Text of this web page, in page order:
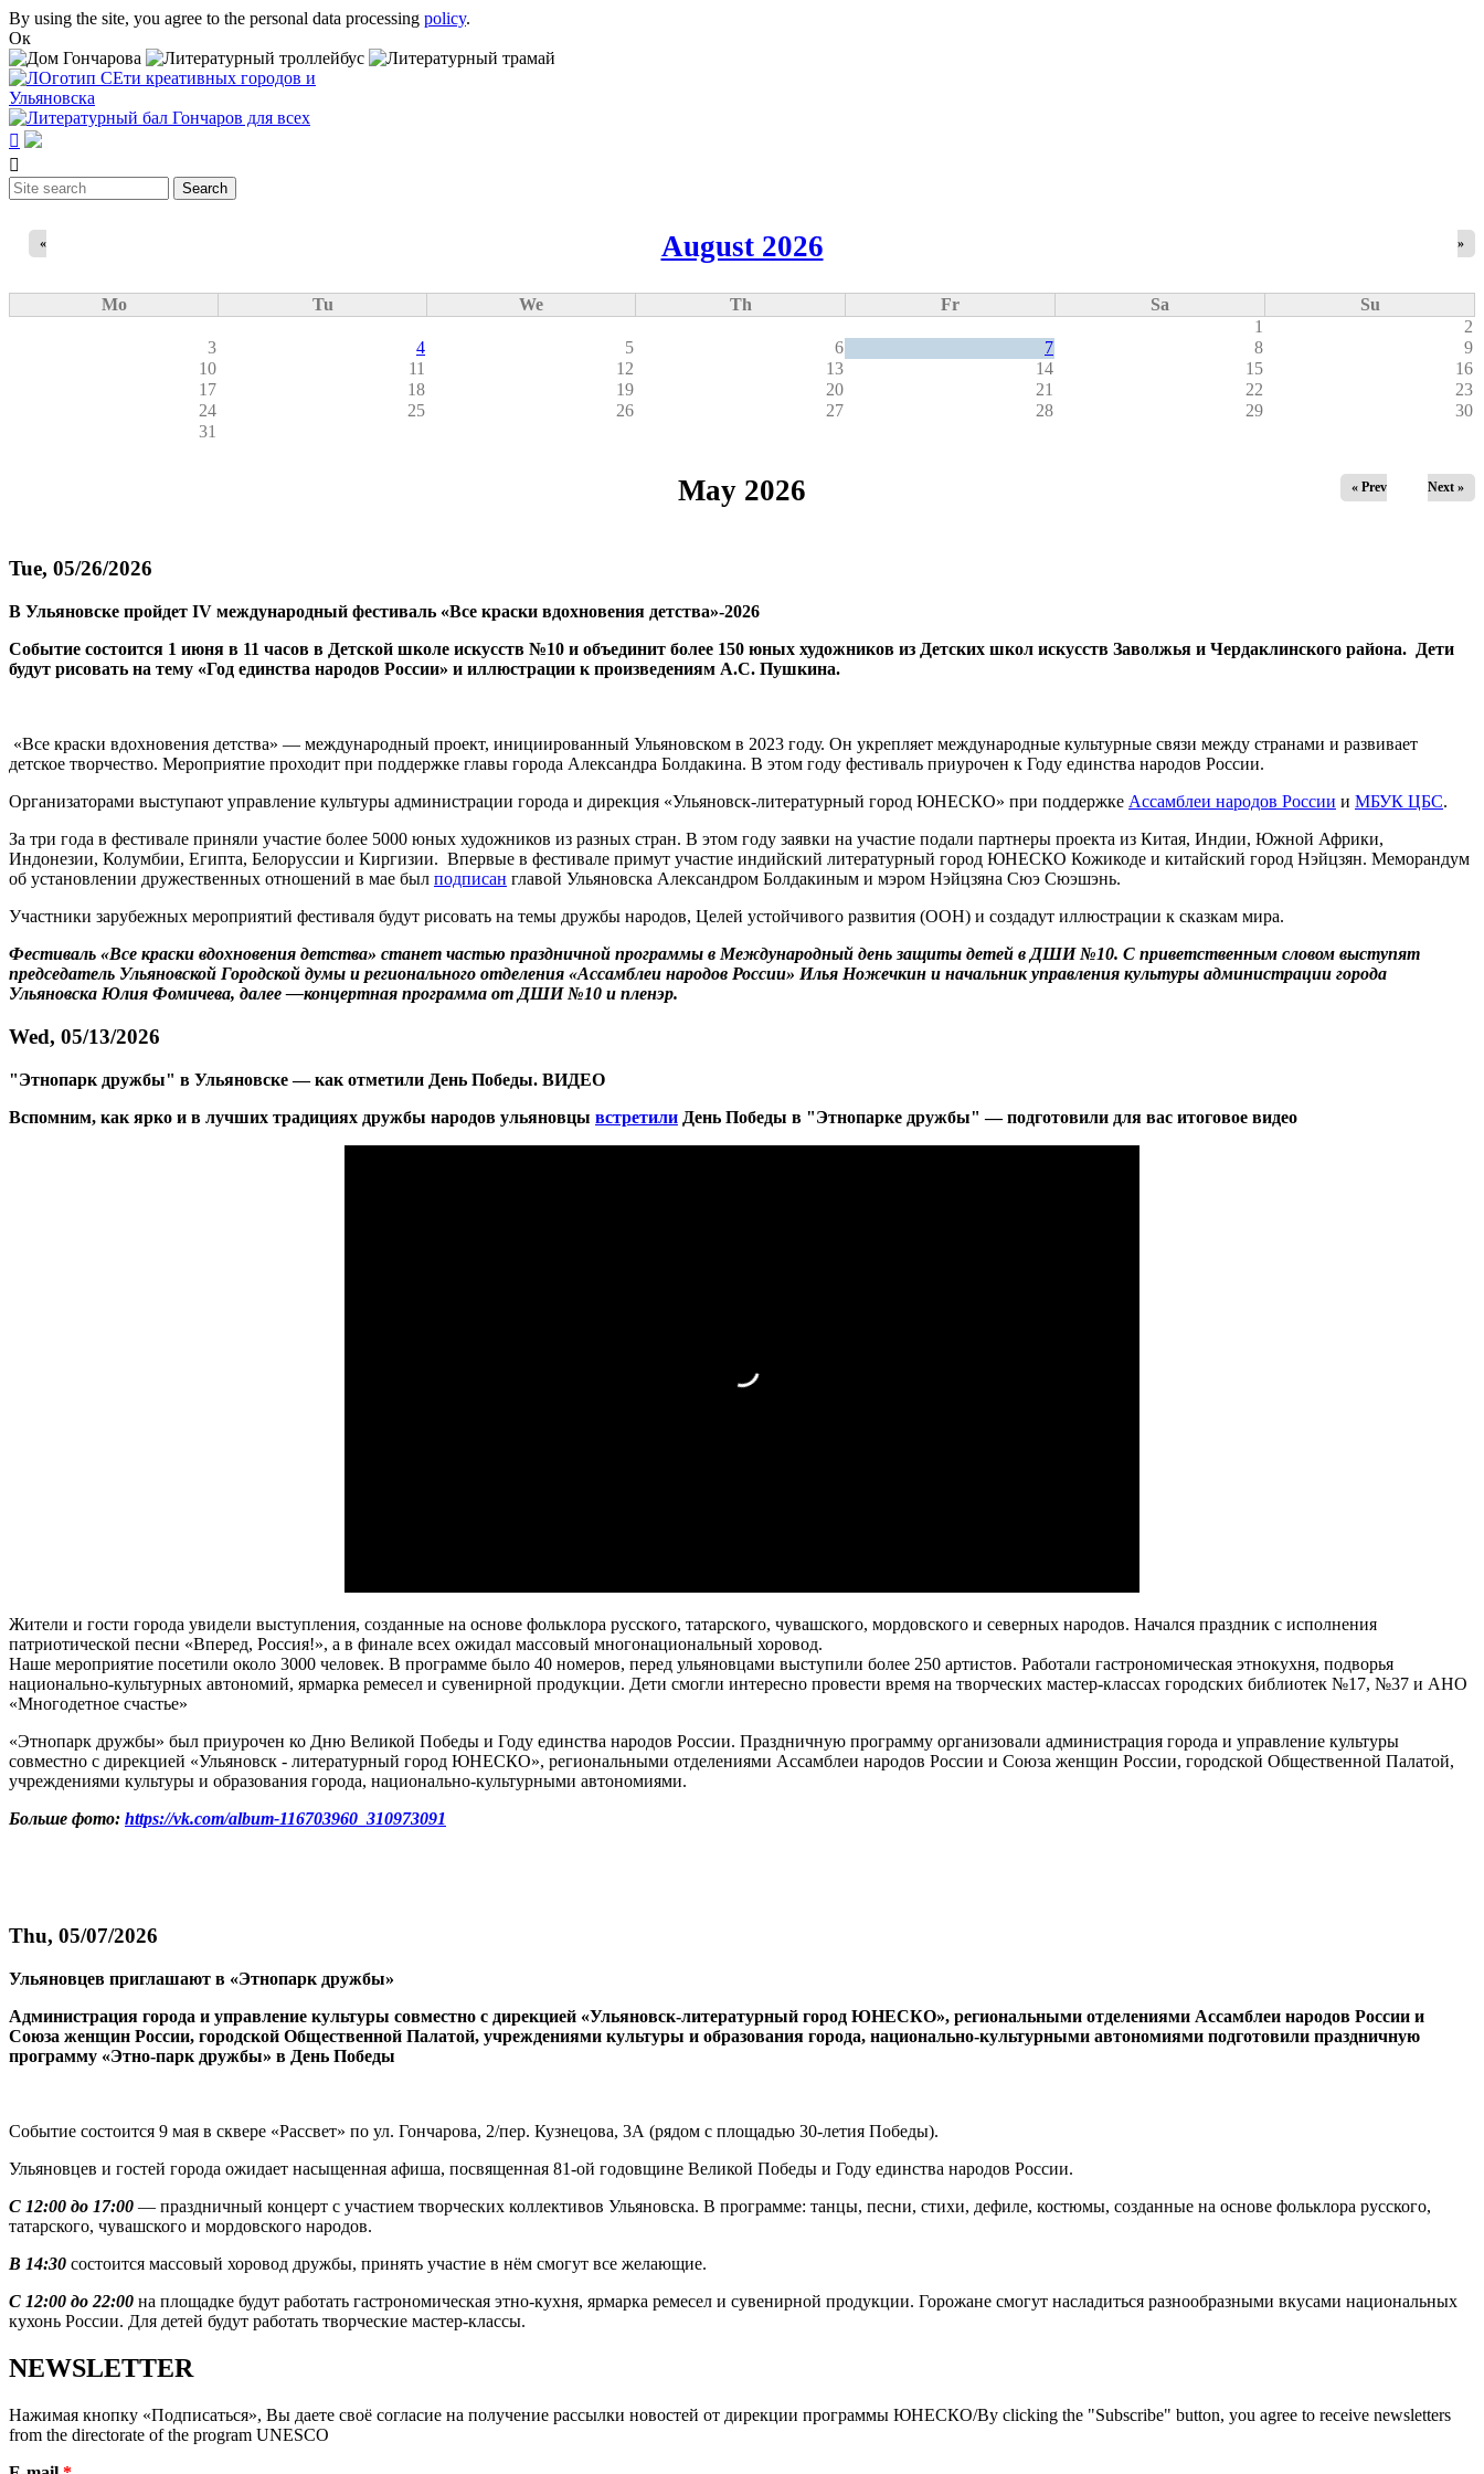
Skip to main content
By using the site, you agree to the personal data processing policy.
Ок


Search
August 2026
« »
Mo Tu We Th Fr Sa
Su
1
2
3
4 5 6 7 8
9
10
11 12 13 14 15
16
17
18 19 20 21 22
23
24
25 26 27 28 29
30
31
May 2026 « Prev Next »
Tue, 05/26/2026
В Ульяновске пройдет IV международный фестиваль «Все краски вдохновения детства»-2026
Событие состоится 1 июня в 11 часов в Детской школе искусств №10 и объединит более 150 юных художников из Детских школ искусств Заволжья и Чердаклинского района. Дети
будут рисовать на тему «Год единства народов России» и иллюстрации к произведениям А.С. Пушкина.
«Все краски вдохновения детства» — международный проект, инициированный Ульяновском в 2023 году. Он укрепляет международные культурные связи между странами и развивает
детское творчество. Мероприятие проходит при поддержке главы города Александра Болдакина. В этом году фестиваль приурочен к Году единства народов России.
Организаторами выступают управление культуры администрации города и дирекция «Ульяновск-литературный город ЮНЕСКО» при поддержке Ассамблеи народов России и МБУК ЦБС.
За три года в фестивале приняли участие более 5000 юных художников из разных стран. В этом году заявки на участие подали партнеры проекта из Китая, Индии, Южной Африки,
Индонезии, Колумбии, Египта, Белоруссии и Киргизии. Впервые в фестивале примут участие индийский литературный город ЮНЕСКО Кожикоде и китайский город Нэйцзян. Меморандум
об установлении дружественных отношений в мае был подписан главой Ульяновска Александром Болдакиным и мэром Нэйцзяна Сюэ Сюэшэнь.
Участники зарубежных мероприятий фестиваля будут рисовать на темы дружбы народов, Целей устойчивого развития (ООН) и создадут иллюстрации к сказкам мира.
Фестиваль «Все краски вдохновения детства» станет частью праздничной программы в Международный день защиты детей в ДШИ №10. С приветственным словом выступят
председатель Ульяновской Городской думы и регионального отделения «Ассамблеи народов России» Илья Ножечкин и начальник управления культуры администрации города
Ульяновска Юлия Фомичева, далее —концертная программа от ДШИ №10 и пленэр.
Wed, 05/13/2026
"Этнопарк дружбы" в Ульяновске — как отметили День Победы. ВИДЕО
Вспомним, как ярко и в лучших традициях дружбы народов ульяновцы встретили День Победы в "Этнопарке дружбы" — подготовили для вас итоговое видео
Жители и гости города увидели выступления, созданные на основе фольклора русского, татарского, чувашского, мордовского и северных народов. Начался праздник с исполнения
патриотической песни «Вперед, Россия!», а в финале всех ожидал массовый многонациональный хоровод.
Наше мероприятие посетили около 3000 человек. В программе было 40 номеров, перед ульяновцами выступили более 250 артистов. Работали гастрономическая этнокухня, подворья
национально-культурных автономий, ярмарка ремесел и сувенирной продукции. Дети смогли интересно провести время на творческих мастер-классах городских библиотек №17, №37 и АНО
«Многодетное счастье»
«Этнопарк дружбы» был приурочен ко Дню Великой Победы и Году единства народов России. Праздничную программу организовали администрация города и управление культуры
совместно с дирекцией «Ульяновск - литературный город ЮНЕСКО», региональными отделениями Ассамблеи народов России и Союза женщин России, городской Общественной Палатой,
учреждениями культуры и образования города, национально-культурными автономиями.
Больше фото: https://vk.com/album-116703960_310973091
Thu, 05/07/2026
Ульяновцев приглашают в «Этнопарк дружбы»
Администрация города и управление культуры совместно с дирекцией «Ульяновск-литературный город ЮНЕСКО», региональными отделениями Ассамблеи народов России и
Союза женщин России, городской Общественной Палатой, учреждениями культуры и образования города, национально-культурными автономиями подготовили праздничную
программу «Этно-парк дружбы» в День Победы
Событие состоится 9 мая в сквере «Рассвет» по ул. Гончарова, 2/пер. Кузнецова, 3А (рядом с площадью 30-летия Победы).
Ульяновцев и гостей города ожидает насыщенная афиша, посвященная 81-ой годовщине Великой Победы и Году единства народов России.
С 12:00 до 17:00 — праздничный концерт с участием творческих коллективов Ульяновска. В программе: танцы, песни, стихи, дефиле, костюмы, созданные на основе фольклора русского,
татарского, чувашского и мордовского народов.
В 14:30 состоится массовый хоровод дружбы, принять участие в нём смогут все желающие.
С 12:00 до 22:00 на площадке будут работать гастрономическая этно-кухня, ярмарка ремесел и сувенирной продукции. Горожане смогут насладиться разнообразными вкусами национальных
кухонь России. Для детей будут работать творческие мастер-классы.
NEWSLETTER
Нажимая кнопку «Подписаться», Вы даете своё согласие на получение рассылки новостей от дирекции программы ЮНЕСКО/By clicking the "Subscribe" button, you agree to receive newsletters
from the directorate of the program UNESCO